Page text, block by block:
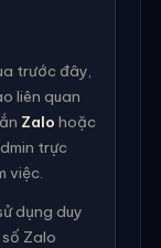
trước đây,
liên quan
Zalo hoặc
trực
việc.
dụng duy
Zalo